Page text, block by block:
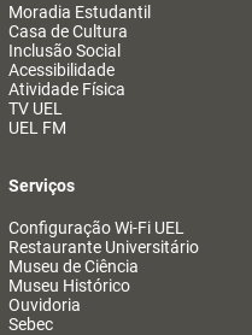
Moradia Estudantil
Casa de Cultura
Inclusão Social
Acessibilidade
Atividade Física
TV UEL
UEL FM
Serviços
Configuração Wi-Fi UEL
Restaurante Universitário
Museu de Ciência
Museu Histórico
Ouvidoria
Sebec